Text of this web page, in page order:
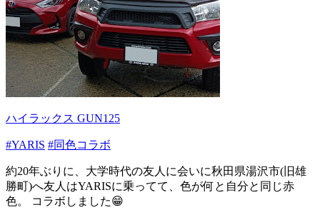
ハイラックス GUN125
#YARIS #同色コラボ
約20年ぶりに、大学時代の友人に会いに秋田県湯沢市(旧雄
勝町)へ友人はYARISに乗ってて、色が何と自分と同じ赤
色。 コラボしました😁